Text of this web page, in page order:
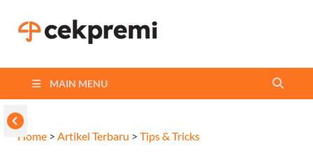
MAIN MENU
Home > Artikel Terbaru > Tips & Tricks